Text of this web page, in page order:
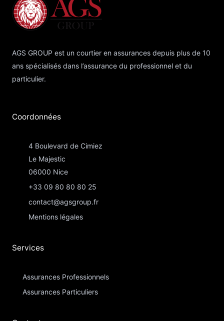
AGS GROUP est un courtier en assurances depuis plus de 10
ans spécialisés dans l’assurance du professionnel et du
particulier.
Coordonnées​
4 Boulevard de Cimiez
Le Majestic
06000 Nice
+33 09 80 80 80 25
contact@agsgroup.fr
Mentions légales
Services
Assurances Professionnels
Assurances Particuliers​